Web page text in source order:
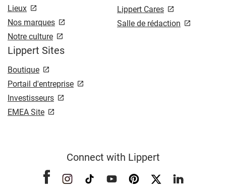
Lieux
Nos marques
Notre culture
Lippert Cares
Salle de rédaction
Lippert Sites
Boutique
Portail d'entreprise
Investisseurs
EMEA Site
Connect with Lippert